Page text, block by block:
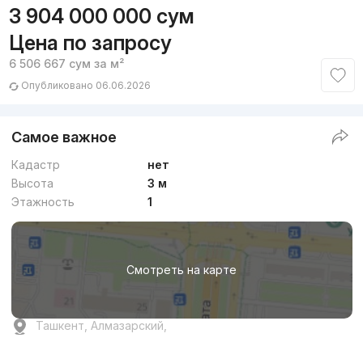
3 904 000 000 сум
Цена по запросу
6 506 667 сум за м²
Опубликовано 06.06.2026
Самое важное
Кадастр
нет
Высота
3 м
Этажность
1
Смотреть на карте
Ташкент, Алмазарский,